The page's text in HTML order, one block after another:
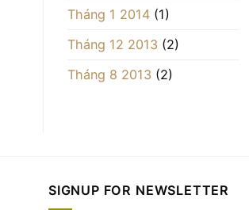
Tháng 1 2014(1)
Tháng 12 2013 (2)
Tháng 8 2013 (2)
SIGNUP FOR NEWSLETTER